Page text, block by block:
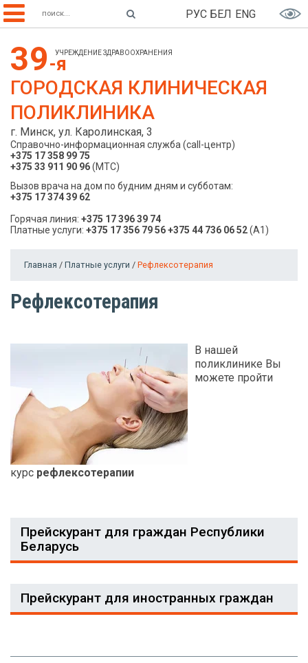
РУС БЕЛ ENG
39-я
УЧРЕЖДЕНИЕ ЗДРАВООХРАНЕНИЯ
ГОРОДСКАЯ КЛИНИЧЕСКАЯ
ПОЛИКЛИНИКА
г. Минск, ул. Каролинская, 3
Справочно-информационная служба (call-центр)
+375 17 358 99 75
+375 33 911 90 96(МТС)
Вызов врача на дом по будним дням и субботам:
+375 17 374 39 62
Горячая линия: +375 17 396 39 74
Платные услуги: +375 17 356 79 56+375 44 736 06 52(A1)
Главная / Платные услуги / Рефлексотерапия
Рефлексотерапия
В нашей
поликлинике Вы
можете пройти
курс рефлексотерапии
Прейскурант для граждан Республики
Беларусь
Прейскурант для иностранных граждан